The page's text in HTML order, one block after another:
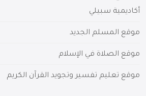
أكاديمية سبيلي
موقع المسلم الجديد
موقع الصلاة في الإسلام
موقع تعليم تفسير وتجويد القرآن الكريم